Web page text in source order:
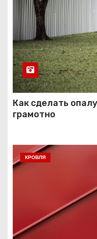
Как сделать
грамотно
КРОВЛЯ